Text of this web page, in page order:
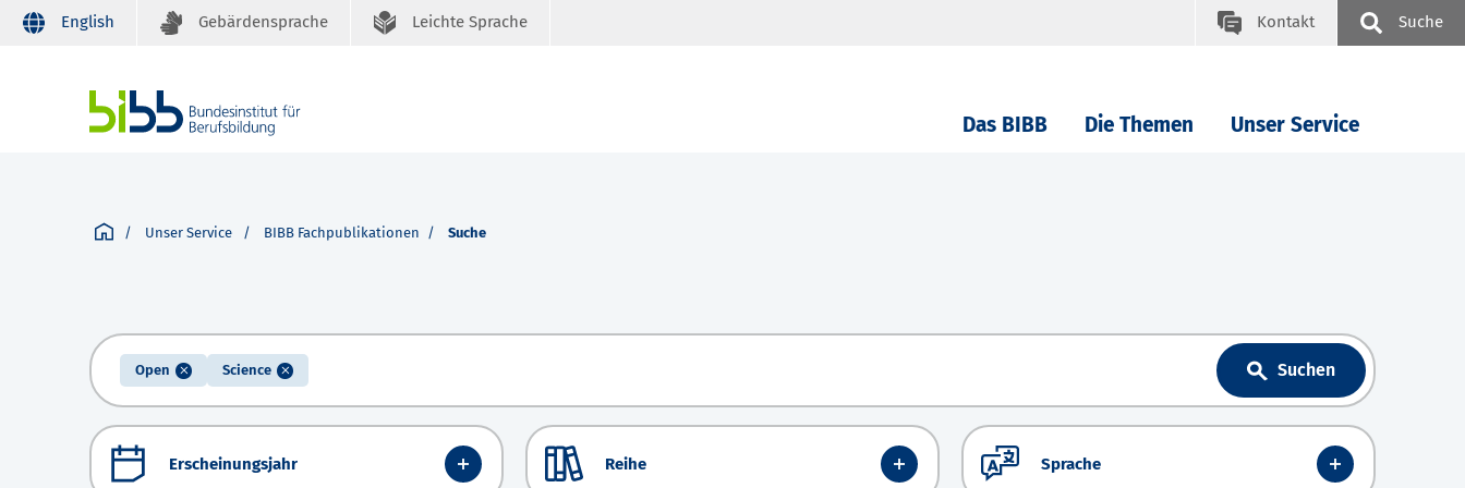
English Gebärdensprache Leichte Sprache Kontakt Suche
Das BIBB Die Themen Unser Service
Unser Service BIBB Fachpublikationen Suche
Open Science Suchen
Erscheinungsjahr Reihe Sprache